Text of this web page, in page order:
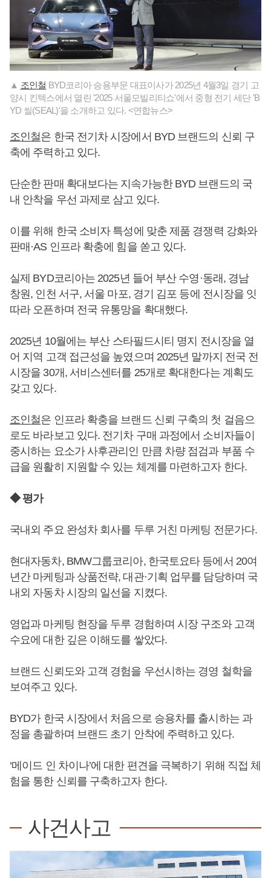
▲ 조인철 BYD코리아 승용부문 대표이사가 2025년 4월3일 경기 고
양시 킨텍스에서 열린 '2025 서울모빌리티쇼'에서 중형 전기 세단 'B
YD 씰(SEAL)'을 소개하고 있다. <연합뉴스>
조인철은 한국 전기차 시장에서 BYD 브랜드의 신뢰 구
축에 주력하고 있다.
단순한 판매 확대보다는 지속가능한 BYD 브랜드의 국
내 안착을 우선 과제로 삼고 있다.
이를 위해 한국 소비자 특성에 맞춘 제품 경쟁력 강화와
판매·AS 인프라 확충에 힘을 쏟고 있다.
실제 BYD코리아는 2025년 들어 부산 수영·동래, 경남
창원, 인천 서구, 서울 마포, 경기 김포 등에 전시장을 잇
따라 오픈하며 전국 유통망을 확대했다.
2025년 10월에는 부산 스타필드시티 명지 전시장을 열
어 지역 고객 접근성을 높였으며 2025년 말까지 전국 전
시장을 30개, 서비스센터를 25개로 확대한다는 계획도
갖고 있다.
조인철은 인프라 확충을 브랜드 신뢰 구축의 첫 걸음으
로도 바라보고 있다. 전기차 구매 과정에서 소비자들이
중시하는 요소가 사후관리인 만큼 차량 점검과 부품 수
급을 원활히 지원할 수 있는 체계를 마련하고자 한다.
◆ 평가
국내외 주요 완성차 회사를 두루 거친 마케팅 전문가다.
현대자동차, BMW그룹코리아, 한국토요타 등에서 20여
년간 마케팅과 상품전략, 대관·기획 업무를 담당하며 국
내외 자동차 시장의 일선을 지켰다.
영업과 마케팅 현장을 두루 경험하며 시장 구조와 고객
수요에 대한 깊은 이해도를 쌓았다.
브랜드 신뢰도와 고객 경험을 우선시하는 경영 철학을
보여주고 있다.
BYD가 한국 시장에서 처음으로 승용차를 출시하는 과
정을 총괄하며 브랜드 초기 안착에 주력하고 있다.
‘메이드 인 차이나’에 대한 편견을 극복하기 위해 직접 체
험을 통한 신뢰를 구축하고자 한다.
사건사고